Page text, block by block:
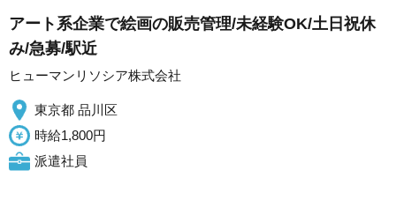
アート系企業で絵画の販売管理/未経験OK/土日祝休
み/急募/駅近
ヒューマンリソシア株式会社
東京都 品川区
時給1,800円
派遣社員